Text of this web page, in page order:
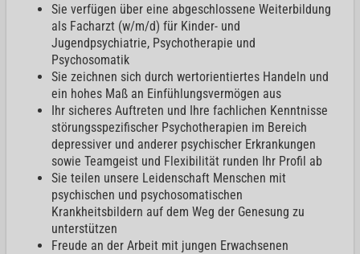
Sie verfügen über eine abgeschlossene Weiterbildung
als Facharzt (w/m/d) für Kinder- und
Jugendpsychiatrie, Psychotherapie und
Psychosomatik
Sie zeichnen sich durch wertorientiertes Handeln und
ein hohes Maß an Einfühlungsvermögen aus
Ihr sicheres Auftreten und Ihre fachlichen Kenntnisse
störungsspezifischer Psychotherapien im Bereich
depressiver und anderer psychischer Erkrankungen
sowie Teamgeist und Flexibilität runden Ihr Profil ab
Sie teilen unsere Leidenschaft Menschen mit
psychischen und psychosomatischen
Krankheitsbildern auf dem Weg der Genesung zu
unterstützen
Freude an der Arbeit mit jungen Erwachsenen